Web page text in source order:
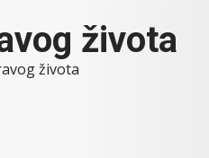
života
života